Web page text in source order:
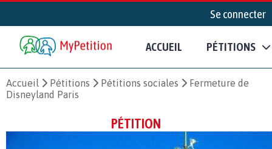
Se connecter
ACCUEIL PÉTITIONS
Accueil Pétitions Pétitions sociales
Fermeture de
Disneyland Paris
PÉTITION